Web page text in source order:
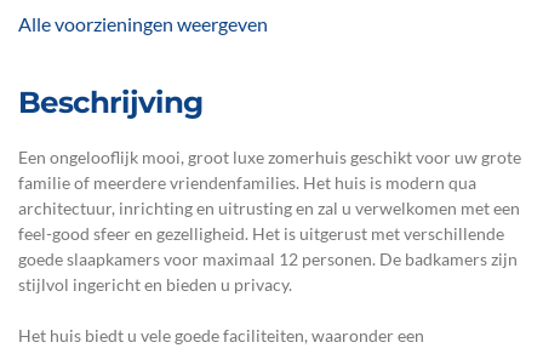
Alle voorzieningen weergeven
Beschrijving
Een ongelooflijk mooi, groot luxe zomerhuis geschikt voor uw grote
familie of meerdere vriendenfamilies. Het huis is modern qua
architectuur, inrichting en uitrusting en zal u verwelkomen met een
feel-good sfeer en gezelligheid. Het is uitgerust met verschillende
goede slaapkamers voor maximaal 12 personen. De badkamers zijn
stijlvol ingericht en bieden u privacy.
Het huis biedt u vele goede faciliteiten, waaronder een